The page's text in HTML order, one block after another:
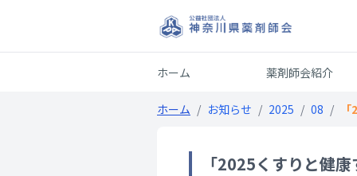
ホーム 薬剤師会紹介
ホーム / お知らせ / 2025 / 08 /
「2025くすりと健